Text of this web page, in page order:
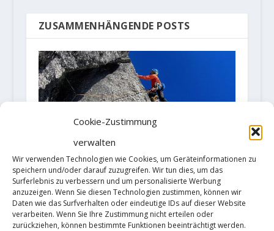
Cookie-Zustimmung
verwalten
Wir verwenden Technologien wie Cookies, um Geräteinformationen zu
speichern und/oder darauf zuzugreifen. Wir tun dies, um das
Surferlebnis zu verbessern und um personalisierte Werbung
anzuzeigen. Wenn Sie diesen Technologien zustimmen, können wir
Daten wie das Surfverhalten oder eindeutige IDs auf dieser Website
verarbeiten. Wenn Sie Ihre Zustimmung nicht erteilen oder
zurückziehen, können bestimmte Funktionen beeinträchtigt werden.
ZUSAMMENHÄNGENDE POSTS
„When Penguins fly“
6. August 2018